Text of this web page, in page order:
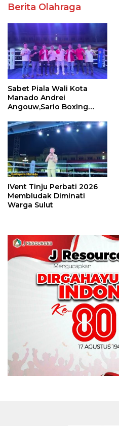
Berita Olahraga
Sabet Piala Wali Kota
Manado Andrei
Angouw,Sario Boxing
Perbati 2026
IVent Tinju Perbati 2026
Membludak Diminati
Warga Sulut